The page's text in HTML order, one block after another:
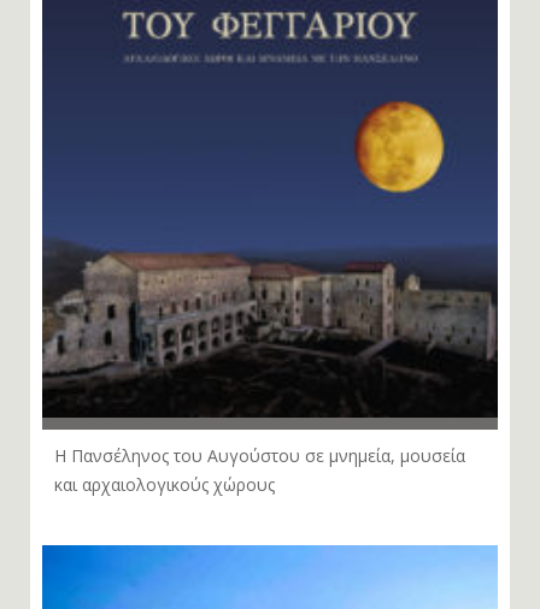
Η Πανσέληνος του Αυγούστου σε μνημεία, μουσεία
και αρχαιολογικούς χώρους